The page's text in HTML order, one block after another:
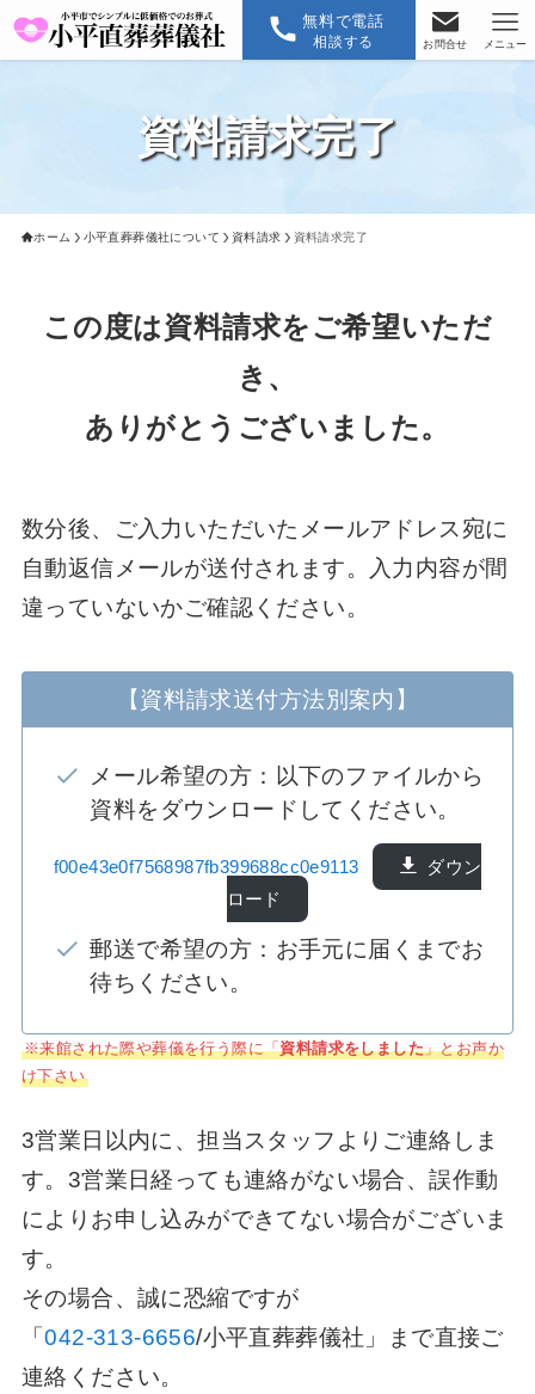
無料で電話
相談する お問合せ メニュー
資料請求完了
ホーム 小平直葬葬儀社について 資料請求 資料請求完了
この度は資料請求をご希望いただ
き、
ありがとうございました。
数分後、ご入力いただいたメールアドレス宛に
自動返信メールが送付されます。入力内容が間
違っていないかご確認ください。
【資料請求送付方法別案内】
メール希望の方：以下のファイルから
資料をダウンロードしてください。
f00e43e0f7568987fb399688cc0e9113
ダウン
ロード
郵送で希望の方：お手元に届くまでお
待ちください。
※来館された際や葬儀を行う際に「資料請求をしました」とお声か
け下さい
3営業日以内に、担当スタッフよりご連絡しま
す。3営業日経っても連絡がない場合、誤作動
によりお申し込みができてない場合がございま
す。
その場合、誠に恐縮ですが
「042-313-6656/小平直葬葬儀社」まで直接ご
連絡ください。